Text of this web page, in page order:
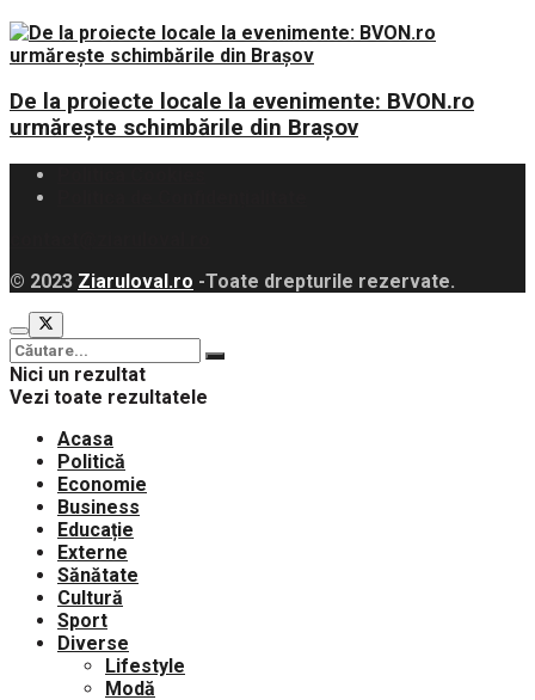
De la proiecte locale la evenimente: BVON.ro
urmărește schimbările din Brașov
© 2023 Ziaruloval.ro -Toate drepturile rezervate.
Nici un rezultat
Vezi toate rezultatele
Acasa
Politică
Economie
Business
Educație
Externe
Sănătate
Cultură
Sport
Diverse
Lifestyle
Modă